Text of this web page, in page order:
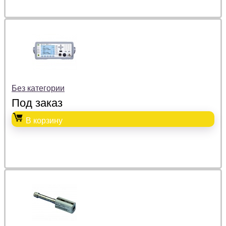
Без категории
Под заказ
В корзину